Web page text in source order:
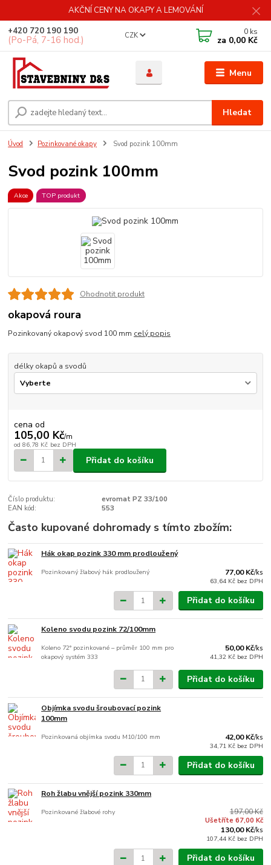
AKČNÍ CENY NA OKAPY A LEMOVÁNÍ
Menu
CZK
Hledat
+420 720 190 190
(Po-Pá, 7-16 hod.)
0 ks
za 0,00 Kč
Úvod Pozinkované okapy Svod pozink 100mm
Svod pozink 100mm
Akce TOP produkt
Ohodnotit produkt
okapová roura
Pozinkovaný okapový svod 100 mm celý popis
délky okapů a svodů
cena od
105,00 Kč/m
od 86,78 Kč bez DPH
Přidat do košíku
Číslo produktu:
evromat PZ 33/100
EAN kód:
553
Často kupované dohromady s tímto zbožím:
Hák okap pozink 330 mm prodloužený
Pozinkovaný žlabový hák prodloužený 77,00 Kč/ks
63,64 Kč bez DPH
Přidat do košíku
Koleno svodu pozink 72/100mm
Koleno 72° pozinkované – průměr 100 mm pro
okapový systém 333
50,00 Kč/ks
41,32 Kč bez DPH
Přidat do košíku
Objímka svodu šroubovací pozink
100mm
Pozinkovaná objímka svodu M10/100 mm 42,00 Kč/ks
34,71 Kč bez DPH
Přidat do košíku
Roh žlabu vnější pozink 330mm
Pozinkované žlabové rohy 197,00 Kč
Ušetříte 67,00 Kč
130,00 Kč/ks
107,44 Kč bez DPH
Přidat do košíku